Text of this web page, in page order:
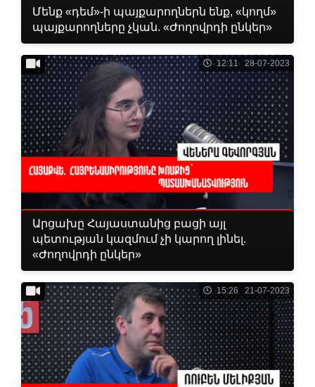
Մենք «դեմ»-ի պայքարողներն ենք, «կողմ»
պայքարողները չկան. «Ժողովրդի ընկեր»
12:11 28-07-2023
Արցախը Հայաստանից բացի այլ
պետության կազմում չի կարող լինել.
«Ժողովրդի ընկեր»
15:26 21-07-2023